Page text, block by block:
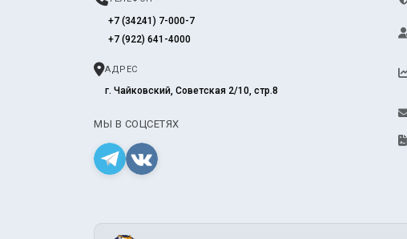
+7 (34241) 7-000-7
+7 (922) 641-4000
АДРЕС
г. Чайковский, Советская 2/10, стр.8
МЫ В СОЦСЕТЯХ